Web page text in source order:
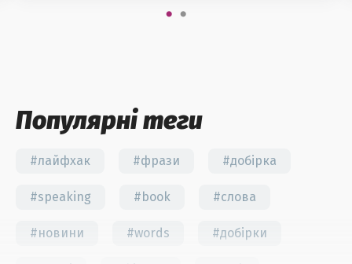
Популярні теги
#лайфхак #фрази #добірка
#speaking #book #слова
#новини #words #добірки